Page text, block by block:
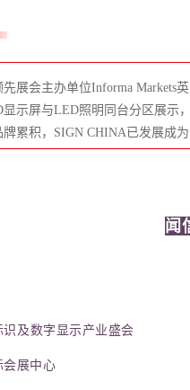
展会主办单位Informa Markets
示屏与LED照明同台分区展示
累积，SIGN CHINA已发展成
闻
及数字显示产业盛会
会展中心